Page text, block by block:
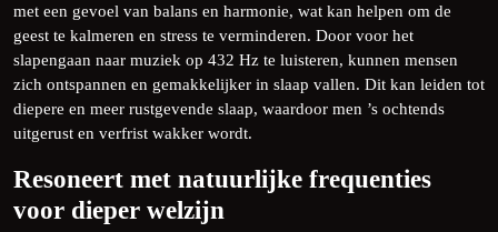
met een gevoel van balans en harmonie, wat kan helpen om de
geest te kalmeren en stress te verminderen. Door voor het
slapengaan naar muziek op 432 Hz te luisteren, kunnen mensen
zich ontspannen en gemakkelijker in slaap vallen. Dit kan leiden tot
diepere en meer rustgevende slaap, waardoor men ’s ochtends
uitgerust en verfrist wakker wordt.
Resoneert met natuurlijke frequenties
voor dieper welzijn